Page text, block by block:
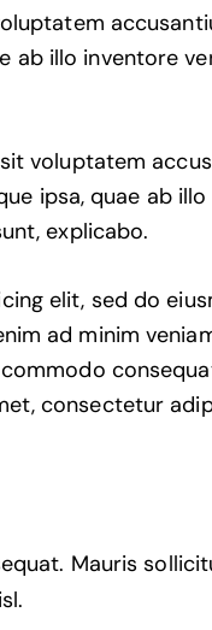
ab illo inventore
voluptatem
ipsa, quae ab
explicabo.
elit, sed do
ad minim
consectetur
Mauris